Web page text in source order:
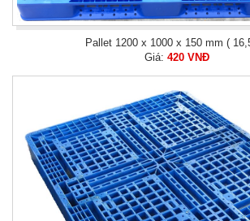
Pallet 1200 x 1000 x 150 mm (
Giá: 420 VNĐ